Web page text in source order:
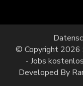
© Copyright 2026
- Jobs kostenlos
Developed By